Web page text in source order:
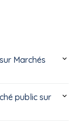
Marchés
public sur